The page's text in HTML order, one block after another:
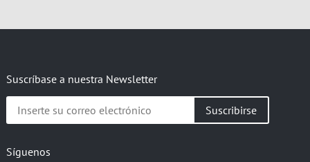
Suscríbase a nuestra Newsletter
electrónico
Síguenos